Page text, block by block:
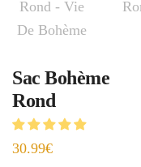
Sac Bohème
Rond
30.99€